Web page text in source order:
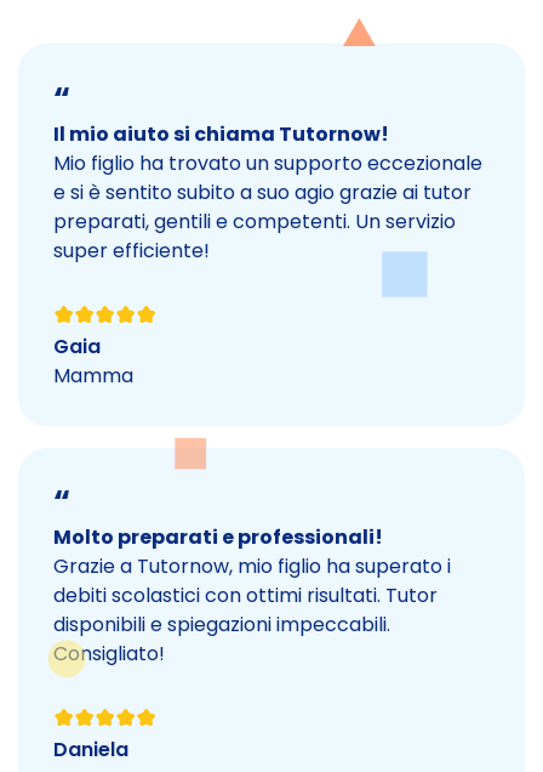
“
Il mio aiuto si chiama Tutornow!
Mio figlio ha trovato un supporto eccezionale
e si è sentito subito a suo agio grazie ai tutor
preparati, gentili e competenti. Un servizio
super efficiente!
Gaia
Mamma
“
Molto preparati e professionali!
Grazie a Tutornow, mio figlio ha superato i
debiti scolastici con ottimi risultati. Tutor
disponibili e spiegazioni impeccabili.
Consigliato!
Daniela